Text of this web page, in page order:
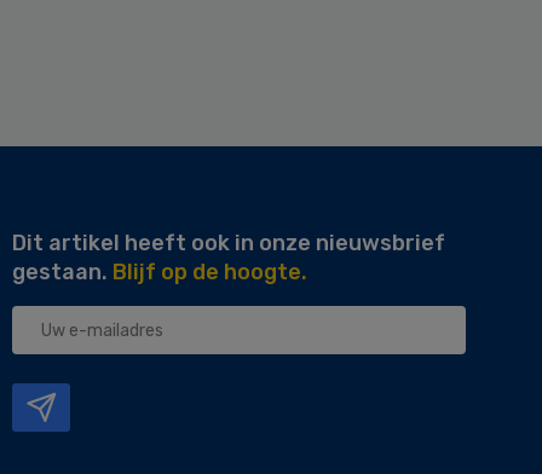
Dit artikel heeft ook in onze nieuwsbrief
gestaan. Blijf op de hoogte.
Uw